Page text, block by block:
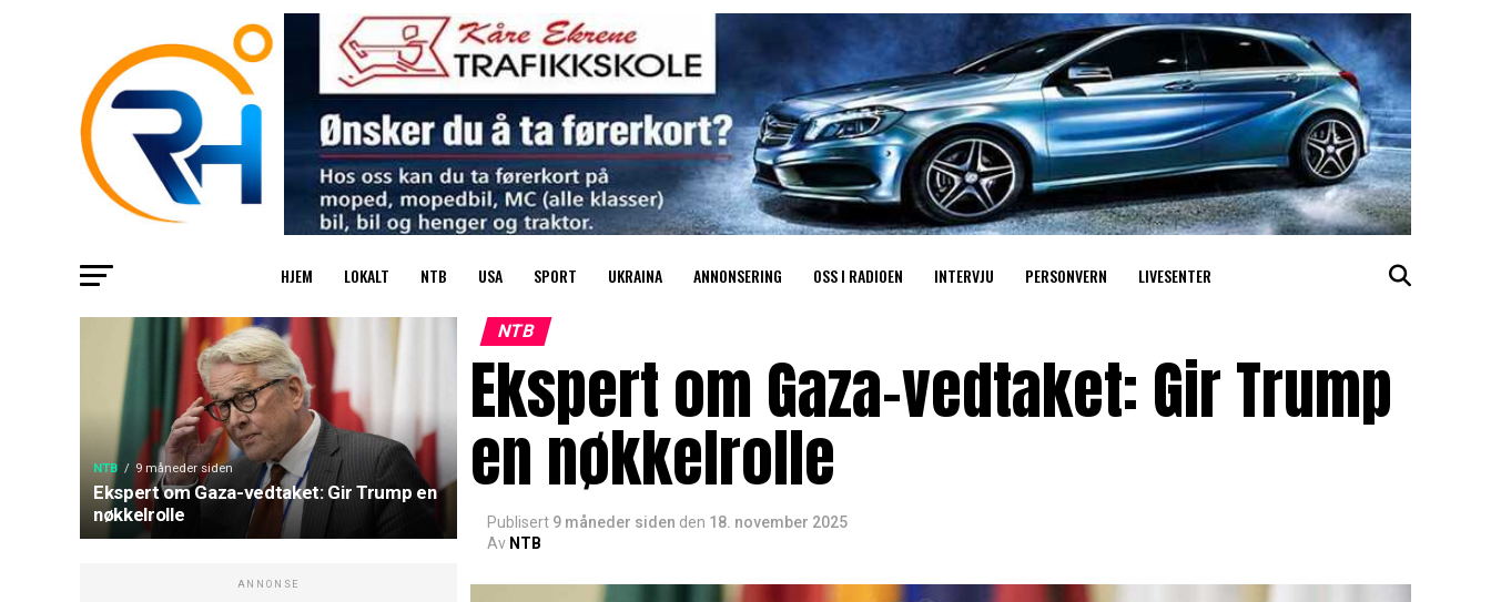
HJEM LOKALT NTB USA SPORT UKRAINA ANNONSERING OSS I RADIOEN INTERVJU PERSONVERN LIVESENTER
NTB 9 måneder siden
Ekspert om Gaza-vedtaket: Gir Trump en
nøkkelrolle
ANNONSE
NTB
Ekspert om Gaza-vedtaket: Gir Trump
en nøkkelrolle
Publisert 9 måneder siden den 18. november 2025
Av NTB